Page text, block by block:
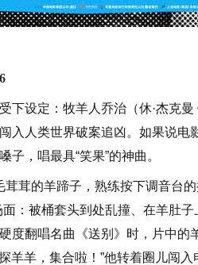
下设定：牧羊人乔治（休·杰克
入人类世界破案追凶。如果说
，唱最具“笑果”的神曲。
茸的羊蹄子，熟练按下调音台
：被桶套头到处乱撞、在羊肚
度翻唱名曲《送别》时，片中
羊羊，集合啦！”他转着圈儿闯